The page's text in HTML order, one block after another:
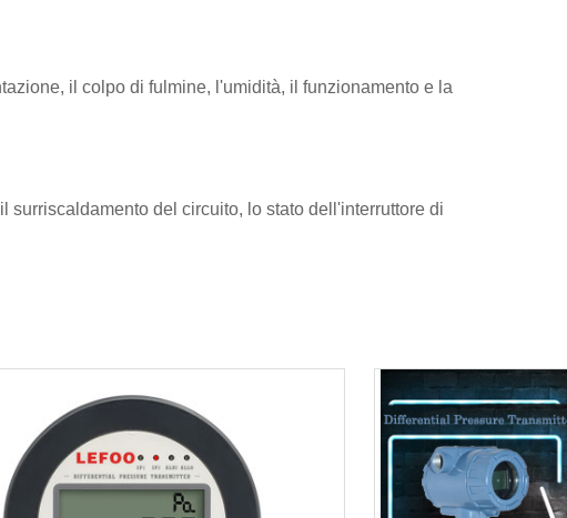
il colpo di fulmine, l'umidità, il funzionamento e la
del circuito, lo stato dell'interruttore di